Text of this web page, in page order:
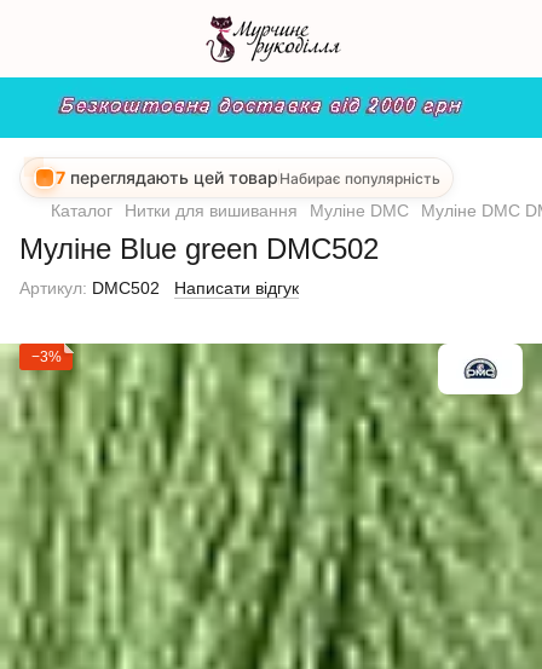
7 переглядають цей товар Набирає популярність
Каталог Нитки для вишивання Муліне DMC Муліне DMC
Муліне Blue green DMC502
Артикул: DMC502 Написати відгук
−3%